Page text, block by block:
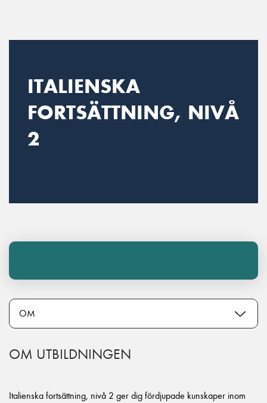
ITALIENSKA
FORTSÄTTNING, NIVÅ
2
OM UTBILDNINGEN
Italienska fortsättning, nivå 2 ger dig fördjupade kunskaper inom